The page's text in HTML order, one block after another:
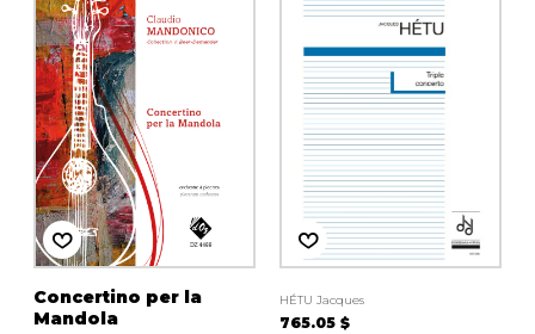
OTHER PRODUCTS
Chamber Music
with Guitar
Concertino per la
Mandola
HÉTU Jacques
765.05 $